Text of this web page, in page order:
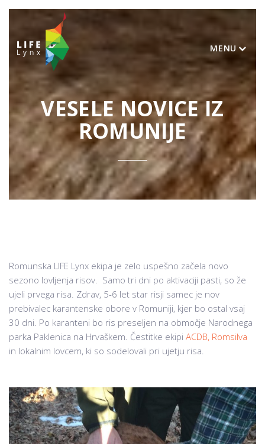
MENU
VESELE NOVICE IZ
ROMUNIJE
Romunska LIFE Lynx ekipa je zelo uspešno začela novo
sezono lovljenja risov. Samo tri dni po aktivaciji pasti, so že
ujeli prvega risa. Zdrav, 5-6 let star risji samec je nov
prebivalec karantenske obore v Romuniji, kjer bo ostal vsaj
30 dni. Po karanteni bo ris preseljen na območje Narodnega
parka Paklenica na Hrvaškem. Čestitke ekipi ACDB, Romsilva
in lokalnim lovcem, ki so sodelovali pri ujetju risa.